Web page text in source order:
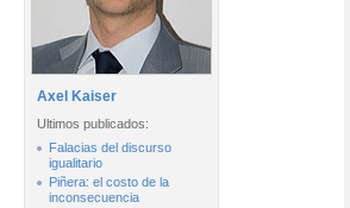
Axel Kaiser
Ultimos publicados:
Falacias del discurso
igualitario
Piñera: el costo de la
inconsecuencia